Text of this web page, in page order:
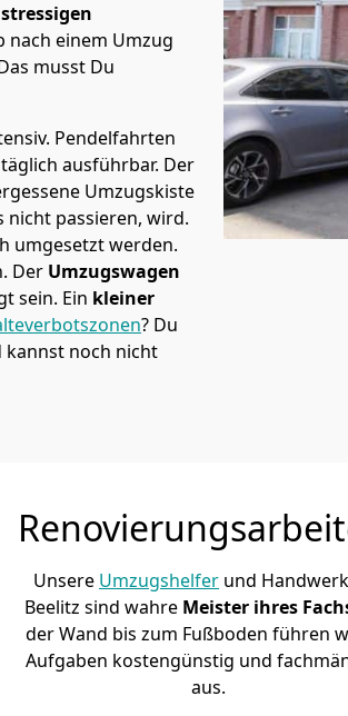
stressigen
nach einem Umzug
musst Du
Pendelfahrten
ausführbar. Der
Umzugskiste
nicht passieren, wird.
umgesetzt werden.
Der Umzugswagen
sein. Ein kleiner
? Du
kannst noch nicht
Unsere Umzugshelfer und
Beelitz sind wahre Meister ihres
der Wand bis zum Fußboden führen
Aufgaben kostengünstig und
aus.